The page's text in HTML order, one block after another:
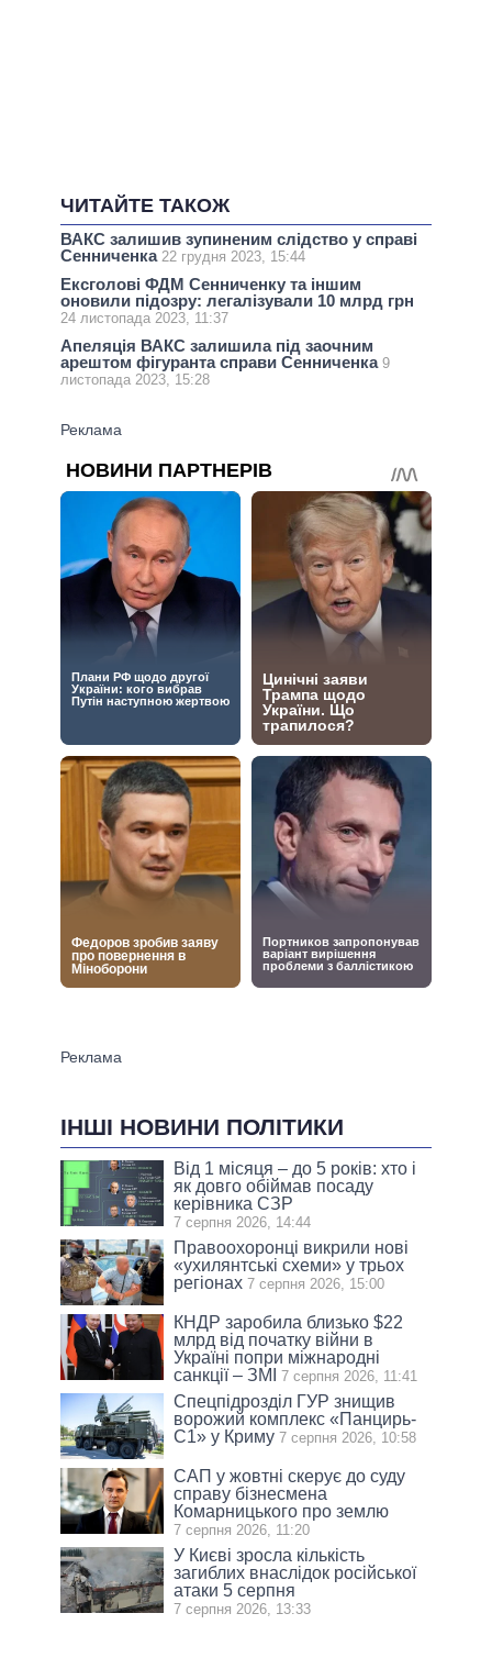
ЧИТАЙТЕ ТАКОЖ
ВАКС залишив зупиненим слідство у справі
Сенниченка 22 грудня 2023, 15:44
Ексголові ФДМ Сенниченку та іншим
оновили підозру: легалізували 10 млрд грн
24 листопада 2023, 11:37
Апеляція ВАКС залишила під заочним
арештом фігуранта справи Сенниченка 9
листопада 2023, 15:28
ІНШІ НОВИНИ ПОЛІТИКИ
Від 1 місяця – до 5 років: хто і
як довго обіймав посаду
керівника СЗР
7 серпня 2026, 14:44
Правоохоронці викрили нові
«ухилянтські схеми» у трьох
регіонах 7 серпня 2026, 15:00
КНДР заробила близько $22
млрд від початку війни в
Україні попри міжнародні
санкції – ЗМІ
7 серпня 2026, 11:41
Спецпідрозділ ГУР знищив
ворожий комплекс «Панцирь-
С1» у Криму 7 серпня 2026, 10:58
САП у жовтні скерує до суду
справу бізнесмена
Комарницького про землю
7 серпня 2026, 11:20
У Києві зросла кількість
загиблих внаслідок російської
атаки 5 серпня
7 серпня 2026, 13:33